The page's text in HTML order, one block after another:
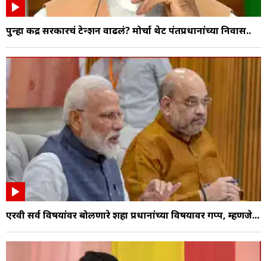
पुन्हा केंद्र सरकारचं टेन्शन वाढलं? मोर्चा थेट पंतप्रधानांच्या निवास..
एरवी सर्व विषयांवर बोलणारे शहा प्रधानांच्या विषयावर गप्प, म्हणजे...